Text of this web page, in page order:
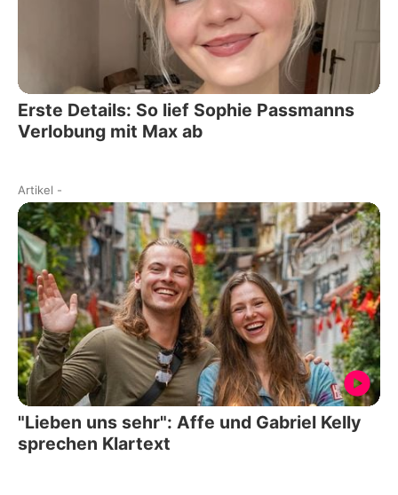
Erste Details: So lief Sophie Passmanns
Verlobung mit Max ab
Artikel -
"Lieben uns sehr": Affe und Gabriel Kelly
sprechen Klartext